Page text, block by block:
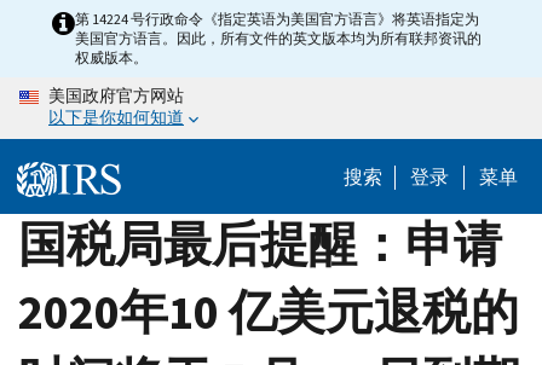
content
第 14224 号行政命令《指定英语为美国官方语言》将英语指定为
美国官方语言。因此，所有文件的英文版本均为所有联邦资讯的
权威版本。
美国政府官方网站
以下是你如何知道
搜索 登录 菜单
国税局最后提醒：申请
2020年10 亿美元退税的